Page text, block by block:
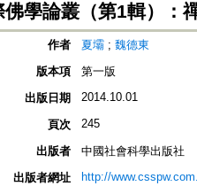
佛學論叢（第1輯）：
作者 夏壩 ; 魏德東
版本項
第一版
出版日期
2014.10.01
頁次 245
出版者
中國社會科學出版社
出版者網址
http://